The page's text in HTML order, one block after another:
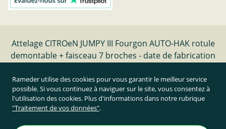
Attelage CITROeN JUMPY III Fourgon AUTO-HAK rotule
demontable + faisceau 7 broches - date de fabrication
Résilier le contrat
Prix TTC et hors frais de port
Rameder utilise des cookies pour vous garantir le meilleur service
possible. Si vous continuez à naviguer sur le site, vous consentez à
l'utilisation des cookies. Plus d'informations dans notre rubrique
"Traitement de vos données".